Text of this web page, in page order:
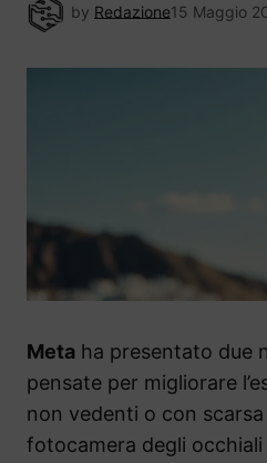
by Redazione15 Maggio
Meta ha presentato due
pensate per migliorare
non vedenti o con
fotocamera degli